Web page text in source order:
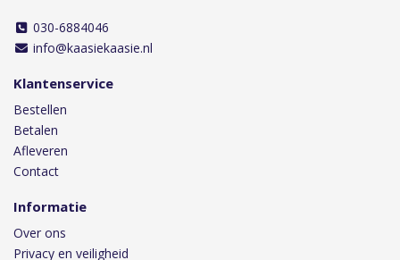
030-6884046
info@kaasiekaasie.nl
Klantenservice
Bestellen
Betalen
Afleveren
Contact
Informatie
Over ons
Privacy en veiligheid